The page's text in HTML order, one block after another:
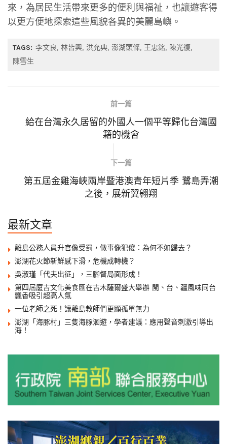
來，為居民生活帶來更多的便利與福祉，也讓遊客得
以更方便地探索這些風貌各異的美麗島嶼。
TAGS: 李文良 林皆興 洪允典 澎湖頭條 王忠銘
陳光復
陳雪生
前一篇
給在台灣永久居留的外國人一個平等歸化台灣國
籍的機會
下一篇
第五屆金雞海峽兩岸暨港澳青年短片季 鷺島弄潮
之後，展新翼翱翔
最新文章
離島公務人員升官像受罰，做事像犯傻：為何不如歸去？
澎湖花火節新鮮感下滑，危機成轉機？
吳淑瑾「代夫出征」，三腳督局面形成！
第四屆廈吉文化美食匯在吉木薩爾盛大舉辦 閩、台、疆風味同台
飄香吸引超高人氣
一位老師之死！讓離島教師們更顯孤單無力
澎湖「海豚村」三隻海豚洄遊，學者建議：應用聲音刺激引導出
海！